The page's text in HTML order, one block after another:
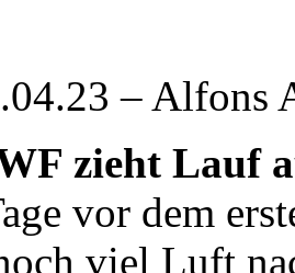
– Alfons
zieht Lauf
vor dem
viel Luft